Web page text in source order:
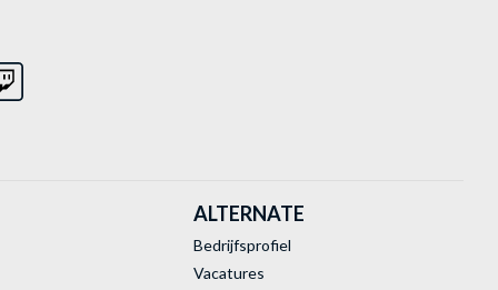
ALTERNATE
Bedrijfsprofiel
Vacatures